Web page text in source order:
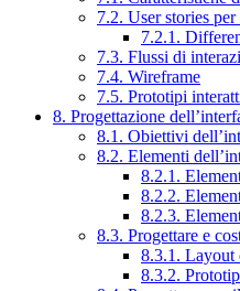
7.2. User stories
7.2.1.
7.3. Flussi di
7.4. Wireframe
7.5. Prototipi
8. Progettazione
8.1. Obiettivi
8.2. Elementi
8.2.1.
8.2.2.
8.2.3.
8.3. Progettare e
8.3.1. Layout
8.3.2.